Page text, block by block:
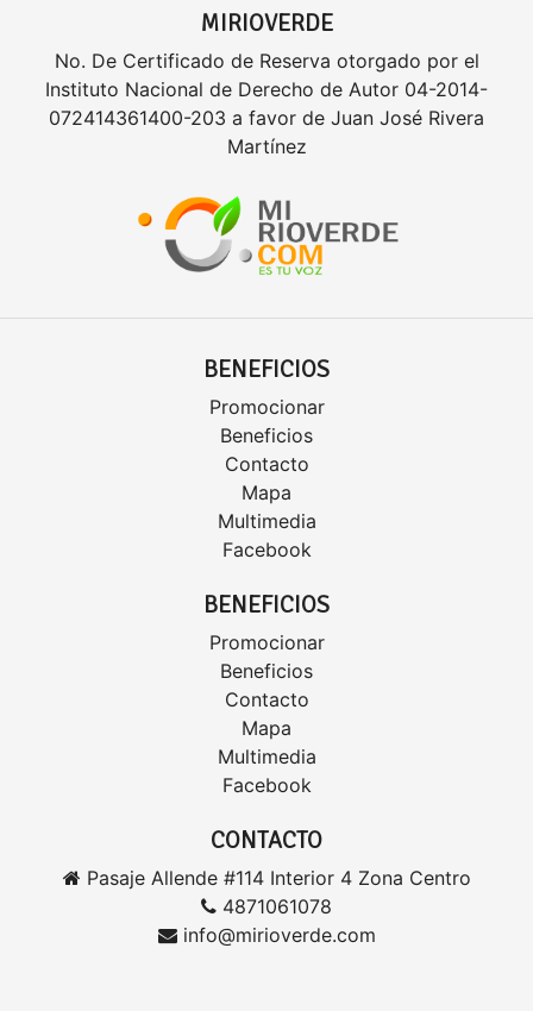
MIRIOVERDE
No. De Certificado de Reserva otorgado por el
Instituto Nacional de Derecho de Autor 04-2014-
072414361400-203 a favor de Juan José Rivera
Martínez
BENEFICIOS
Promocionar
Beneficios
Contacto
Mapa
Multimedia
Facebook
BENEFICIOS
Promocionar
Beneficios
Contacto
Mapa
Multimedia
Facebook
CONTACTO
Pasaje Allende #114 Interior 4 Zona Centro
4871061078
info@mirioverde.com